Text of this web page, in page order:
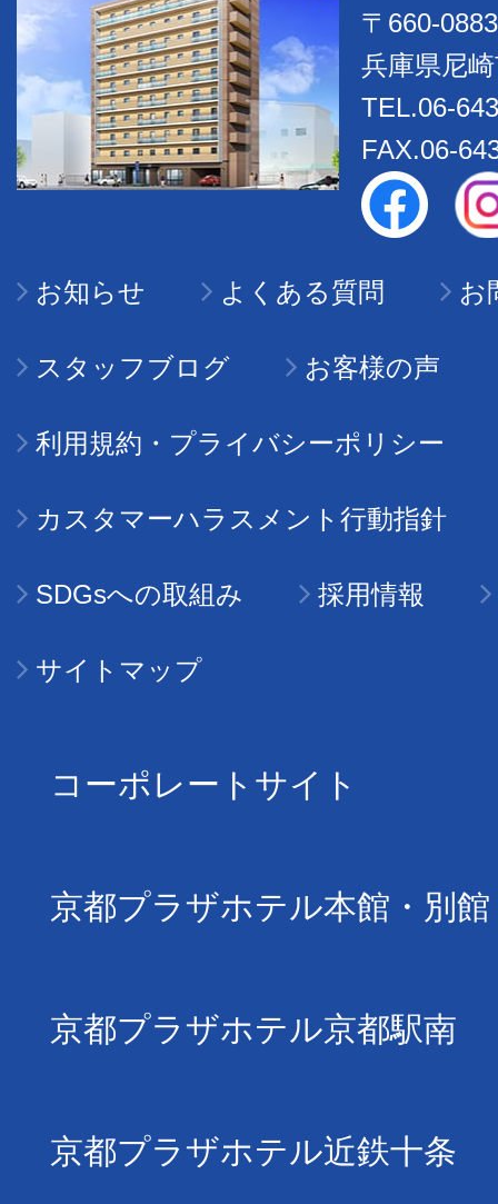
〒660-0883
兵庫県尼
TEL.06-
FAX.06-
お知らせ よくある質問 お
スタッフブログ お客様の声
利用規約・プライバシーポリシー
カスタマーハラスメント行動指針
SDGsへの取組み 採用情報
サイトマップ
コーポレートサイト
京都プラザホテル本館・別館
京都プラザホテル京都駅南
京都プラザホテル近鉄十条